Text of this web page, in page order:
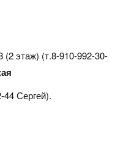
этаж) (т.8-910-992-30-
Сергей).